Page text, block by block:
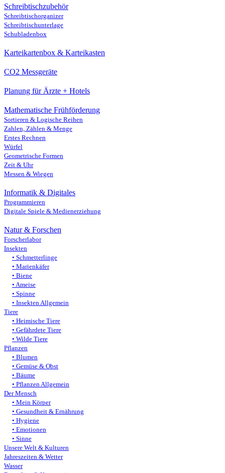
Schreibtischzubehör
Schreibtischorganizer
Schreibtischunterlage
Schubladenbox
Karteikartenbox & Karteikasten
CO2 Messgeräte
Planung für Ärzte + Hotels
Mathematische Frühförderung
Sortieren & Logische Reihen
Zahlen, Zählen & Menge
Erstes Rechnen
Würfel
Geometrische Formen
Zeit & Uhr
Messen & Wiegen
Informatik & Digitales
Programmieren
Digitale Spiele & Medienerziehung
Natur & Forschen
Forscherlabor
Insekten
Schmetterlinge
Marienkäfer
Biene
Ameise
Spinne
Insekten Allgemein
Tiere
Heimische Tiere
Gefährdete Tiere
Wilde Tiere
Pflanzen
Blumen
Gemüse & Obst
Bäume
Pflanzen Allgemein
Der Mensch
Mein Körper
Gesundheit & Ernährung
Hygiene
Emotionen
Sinne
Unsere Welt & Kulturen
Jahreszeiten & Wetter
Wasser